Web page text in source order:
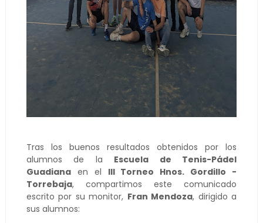
Tras los buenos resultados obtenidos por los
alumnos de la Escuela de Tenis-Pádel
Guadianaen el III Torneo Hnos. Gordillo -
Torrebaja, compartimos este comunicado
escrito por su monitor, Fran Mendoza, dirigido a
sus alumnos: